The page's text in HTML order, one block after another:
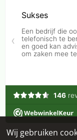
Wij gebruiken